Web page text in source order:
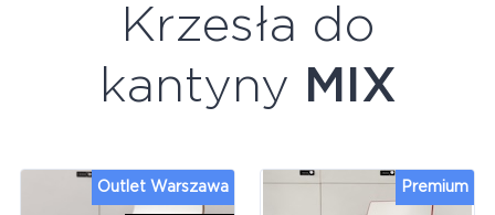
Krzesła do
kantyny MIX
Outlet Warszawa Premium